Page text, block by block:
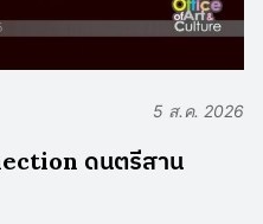
5 ส.ค. 2026
ดนตรีสาน